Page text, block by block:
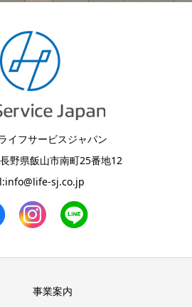
イフサービスジャパン
野県飯山市南町25番地12
info@life-sj.co.jp
事業案内